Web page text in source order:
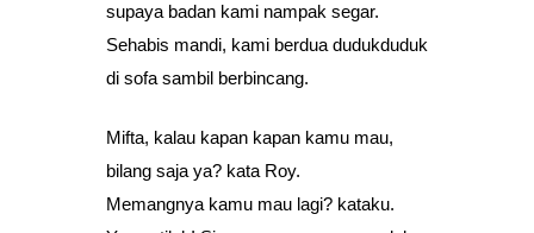
supaya badan kami nampak segar.
Sehabis mandi, kami berdua dudukduduk
di sofa sambil berbincang.
Mifta, kalau kapan kapan kamu mau,
bilang saja ya? kata Roy.
Memangnya kamu mau lagi? kataku.